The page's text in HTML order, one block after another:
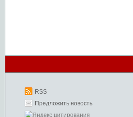
RSS
Предложить новость